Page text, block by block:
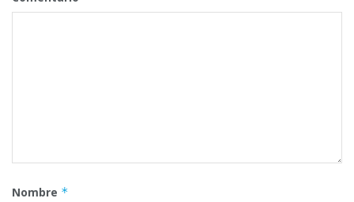
Nombre *